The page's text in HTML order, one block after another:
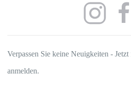
Verpassen Sie keine Neuigkeiten -
anmelden.